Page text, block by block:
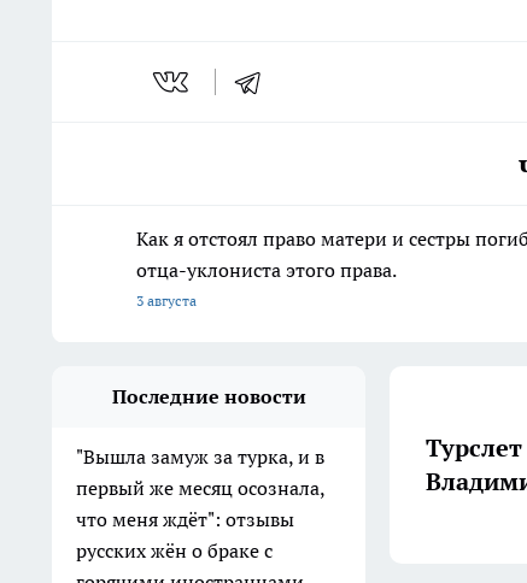
Как я отстоял право матери и сестры
отца-уклониста этого права.
3 августа
Последние новости
"Вышла замуж за турка, и в
первый же месяц осознала,
что меня ждёт": отзывы
русских жён о браке с